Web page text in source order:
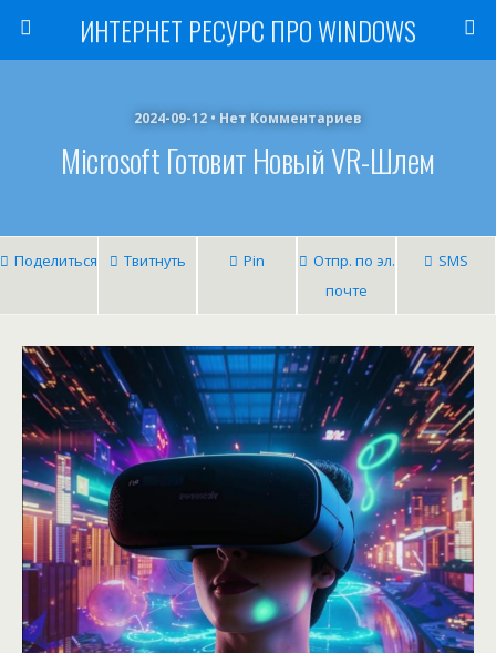
ИНТЕРНЕТ РЕСУРС ПРО WINDOWS
2024-09-12 • Нет Комментариев
Microsoft Готовит Новый VR-Шлем
Поделиться Твитнуть Pin
Отпр. по эл.
почте
SMS